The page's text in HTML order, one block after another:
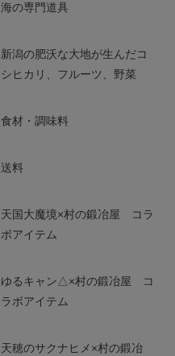
海の専門道具
新潟の肥沃な大地が生んだコ
シヒカリ、フルーツ、野菜
食材・調味料
送料
天国大魔境×村の鍛冶屋 コラ
ボアイテム
ゆるキャン△×村の鍛冶屋 コ
ラボアイテム
天穂のサクナヒメ×村の鍛冶